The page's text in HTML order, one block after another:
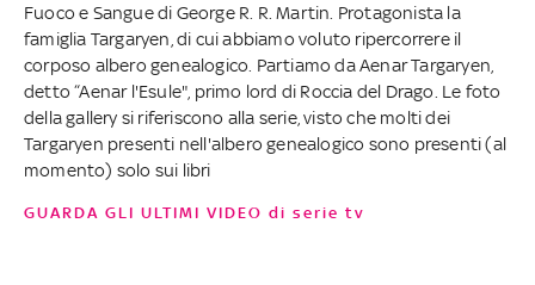
Fuoco e Sangue di George R. R. Martin. Protagonista la
famiglia Targaryen, di cui abbiamo voluto ripercorrere il
corposo albero genealogico. Partiamo da Aenar Targaryen,
detto “Aenar l'Esule", primo lord di Roccia del Drago. Le foto
della gallery si riferiscono alla serie, visto che molti dei
Targaryen presenti nell'albero genealogico sono presenti (al
momento) solo sui libri
GUARDA GLI ULTIMI VIDEO di serie tv